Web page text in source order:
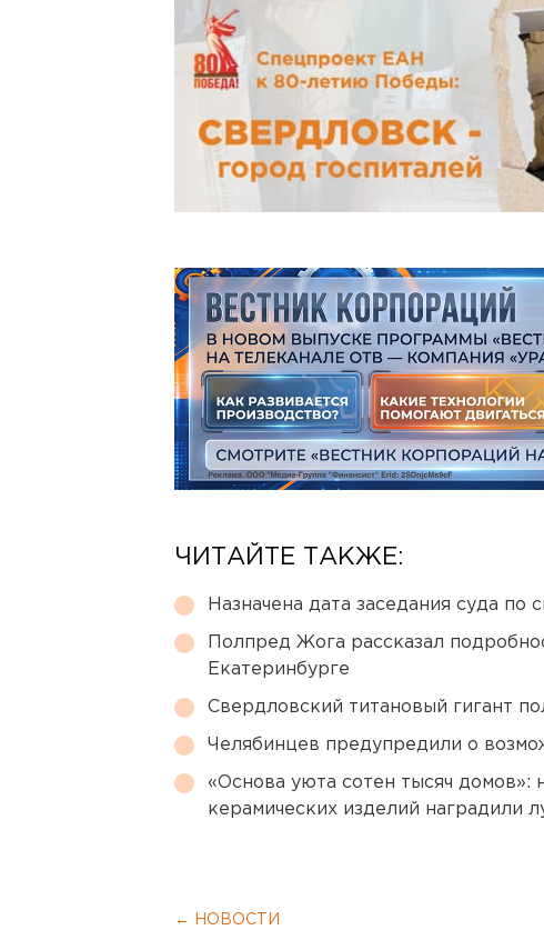
ЧИТАЙТЕ ТАКЖЕ:
Назначена дата заседания суда
Полпред Жога рассказал
Екатеринбурге
Свердловский титановый гигант
Челябинцев предупредили о
«Основа уюта сотен тысяч домов»:
керамических изделий наградили
← НОВОСТИ